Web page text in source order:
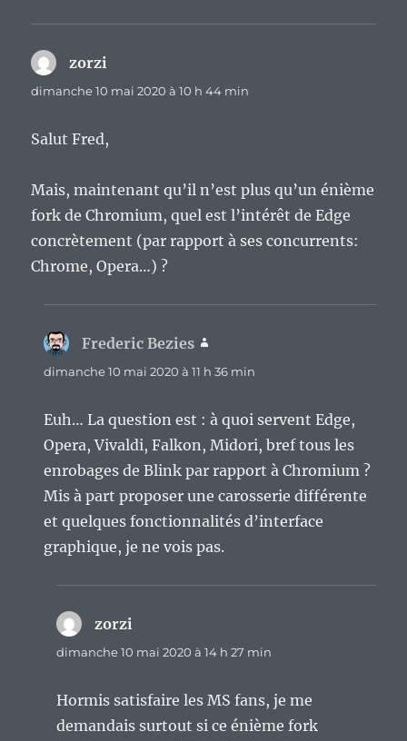
zorzi
dimanche 10 mai 2020 à 10 h 44 min
Salut Fred,
Mais, maintenant qu’il n’est plus qu’un énième
fork de Chromium, quel est l’intérêt de Edge
concrètement (par rapport à ses concurrents:
Chrome, Opera…) ?
Frederic Bezies
dimanche 10 mai 2020 à 11 h 36 min
Euh… La question est : à quoi servent Edge,
Opera, Vivaldi, Falkon, Midori, bref tous les
enrobages de Blink par rapport à Chromium ?
Mis à part proposer une carosserie différente
et quelques fonctionnalités d’interface
graphique, je ne vois pas.
zorzi
dimanche 10 mai 2020 à 14 h 27 min
Hormis satisfaire les MS fans, je me
demandais surtout si ce énième fork